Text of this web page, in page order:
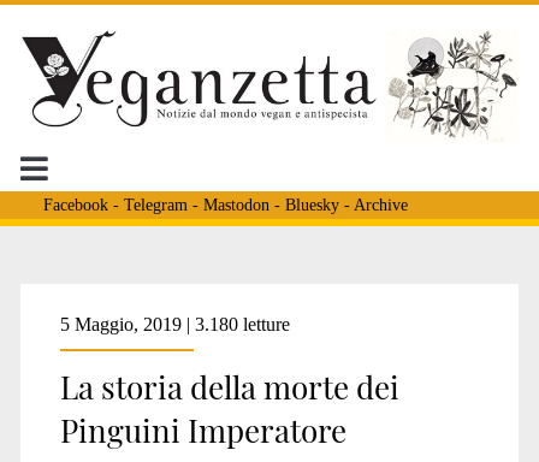
Facebook- Telegram - Mastodon - Bluesky- Archive
Tag:
<span>Daniel
5 Maggio, 2019 | 3.180 letture
La storia della morte dei
Pinguini Imperatore